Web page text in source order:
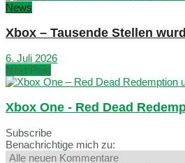
News
Xbox – Tausende Stellen
6. Juli 2026
Next Post
Xbox One - Red Dead
Subscribe
Benachrichtige mich zu: